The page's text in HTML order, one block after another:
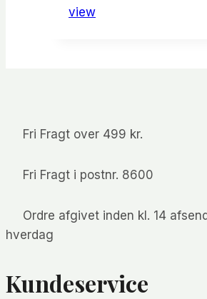
view
Fri Fragt over 499 kr.
Fri Fragt i postnr. 8600
Ordre afgivet inden kl. 14
hverdag
Kundeservice